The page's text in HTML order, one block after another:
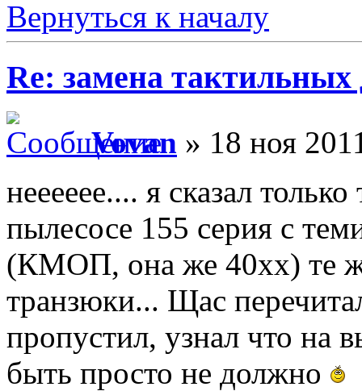
Вернуться к началу
Re: замена тактильных
Vovan » 18 ноя
нееееее.... я сказал
пылесосе 155 серия с
(КМОП, она же 40хх) те
транзюки... Щас
пропустил, узнал что на
быть просто не должно